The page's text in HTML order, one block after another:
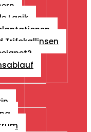
Lasik
Trifokallinsen